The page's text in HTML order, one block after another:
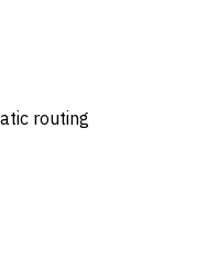
routing